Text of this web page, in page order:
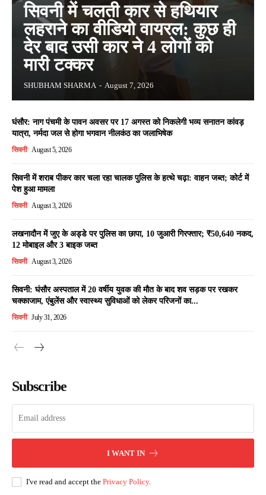
सिवनी में चलती कार से हथियार
लहराने का वीडियो वायरल: कुछ ही
देर बाद उसी कार ने 4 लोगों को
मारी टक्कर
SHUBHAM SHARMA - August 7, 2026
घंसौर: नाग पंचमी के पावन अवसर पर 17 अगस्त को निकलेगी भव्य सनातन कांवड़
यात्रा, नर्मदा जल से होगा भगवान नीलकंठ का जलाभिषेक
सिवनी August 5, 2026
सिवनी में शराब पीकर कार चला रहा चालक पुलिस के हत्थे चढ़ा: वाहन जब्त; कोर्ट में
पेश हुआ मामला
सिवनी August 3, 2026
लखनादौन में जुए के अड्डे पर पुलिस का छापा, 10 जुआरी गिरफ्तार; ₹50,640 नकद,
12 मोबाइल और 3 बाइक जब्त
सिवनी August 3, 2026
सिवनी: घंसौर अस्पताल में 20 वर्षीय युवक की मौत के बाद शव सड़क पर रखकर
चक्काजाम, एंबुलेंस और स्वास्थ्य सुविधाओं को लेकर परिजनों का...
सिवनी July 31, 2026
Subscribe
I WANT IN
I've read and accept the Privacy Policy.